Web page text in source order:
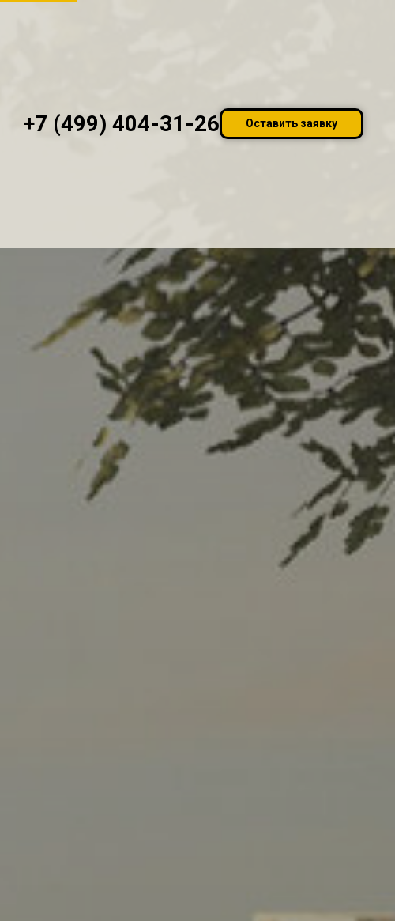
+7 (499) 404-31-26 Оставить заявку